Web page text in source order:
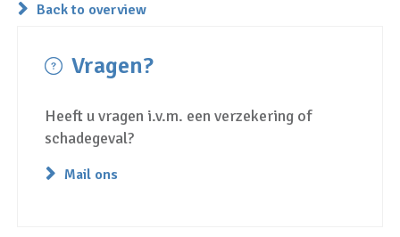
Back to overview
Vragen?
Heeft u vragen i.v.m. een verzekering of
schadegeval?
Mail ons